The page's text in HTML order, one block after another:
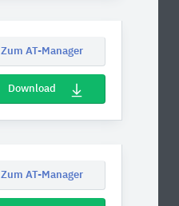
Zum AT-Manager
Download
Zum AT-Manager